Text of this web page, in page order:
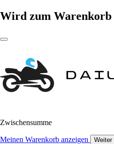
Wird zum Warenkorb
Zwischensumme
Meinen Warenkorb anzeigen Weiter